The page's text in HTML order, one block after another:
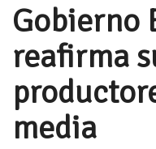
Gobierno
reafirma
media